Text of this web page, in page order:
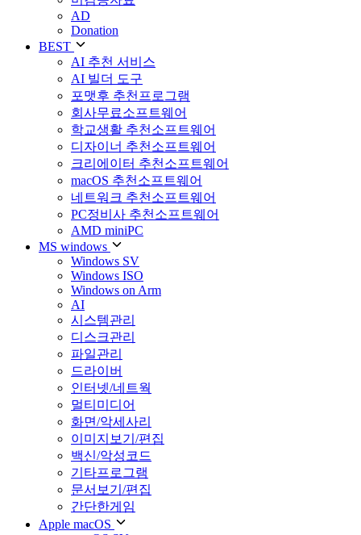
AD
Donation
BEST
AI 추천 서비스
AI 빌더 도구
포맷후 추천프로그램
회사무료소프트웨어
학교생활 추천소프트웨어
디자이너 추천소프트웨어
크리에이터 추천소프트웨어
macOS 추천소프트웨어
네트워크 추천소프트웨어
PC정비사 추천소프트웨어
AMD miniPC
MS windows
Windows SV
Windows ISO
Windows on Arm
AI
시스템관리
디스크관리
파일관리
드라이버
인터넷/네트웍
멀티미디어
화면/악세사리
이미지보기/편집
백신/악성코드
기타프로그램
문서보기/편집
간단한게임
Apple macOS